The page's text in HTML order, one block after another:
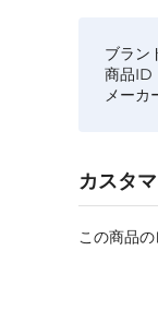
ブラン
商品ID
メーカ
カスタ
この商品の